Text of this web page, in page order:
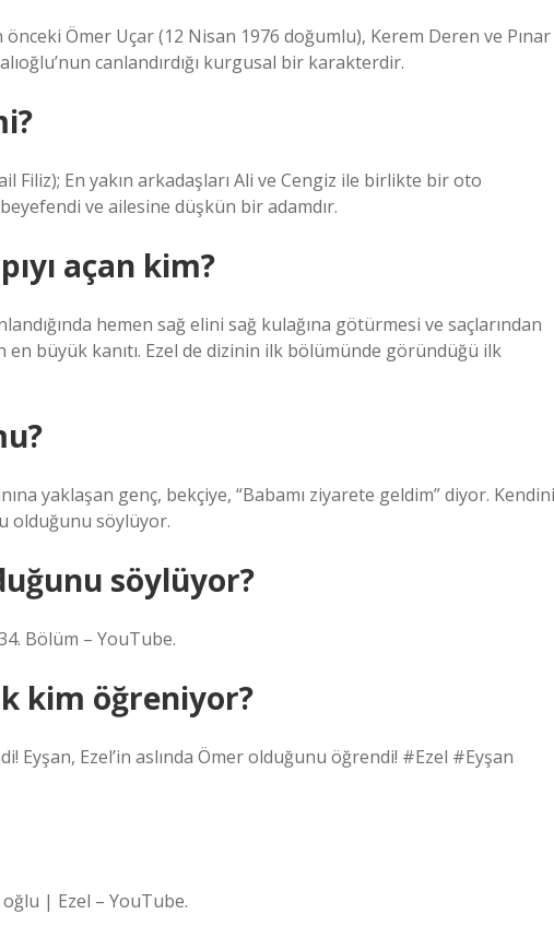
Ömer Uçar (12 Nisan 1976 doğumlu), Kerem Deren ve Pınar
canlandırdığı kurgusal bir karakterdir.
Filiz); En yakın arkadaşları Ali ve Cengiz ile birlikte bir oto
ve ailesine düşkün bir adamdır.
açan kim?
hemen sağ elini sağ kulağına götürmesi ve saçlarından
en büyük kanıtı. Ezel de dizinin ilk bölümünde göründüğü ilk
yaklaşan genç, bekçiye, “Babamı ziyarete geldim” diyor. Kendini
olduğunu söylüyor.
söylüyor?
Bölüm – YouTube.
kim öğreniyor?
Eyşan, Ezel’in aslında Ömer olduğunu öğrendi! #Ezel #Eyşan
| Ezel – YouTube.